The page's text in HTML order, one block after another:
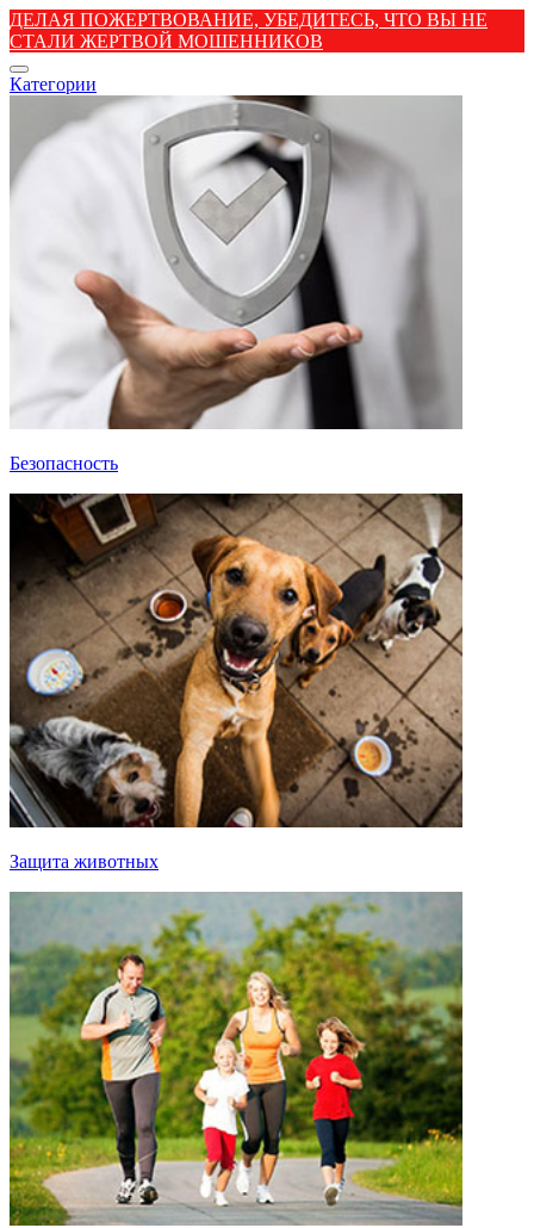
ДЕЛАЯ ПОЖЕРТВОВАНИЕ, УБЕДИТЕСЬ, ЧТО ВЫ НЕ
СТАЛИ ЖЕРТВОЙ МОШЕННИКОВ
Категории
Безопасность
Защита животных